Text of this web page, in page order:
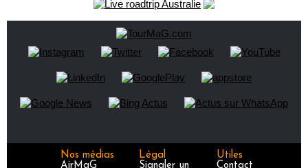
Nos médias
AirMaG
Légal
Signaler un
Utiles
Contact